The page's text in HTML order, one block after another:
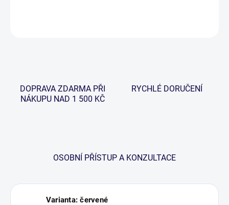
DOPRAVA ZDARMA PŘI
NÁKUPU NAD 1 500 KČ
RYCHLÉ DORUČENÍ
OSOBNÍ PŘÍSTUP A KONZULTACE
Varianta: červené